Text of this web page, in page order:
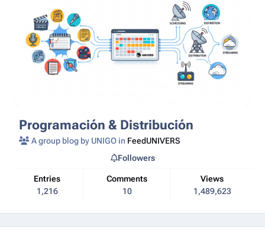
Programación & Distribución
A group blog by UNIGO in FeedUNIVERS
Entries
1,216
Comments
10
Views
1,489,623
Followers